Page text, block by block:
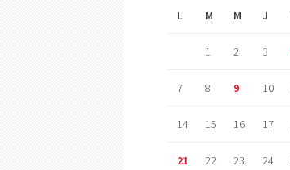
L
M M J
1 2 3
7 8 9 10
14 15 16 17
21 22 23 24